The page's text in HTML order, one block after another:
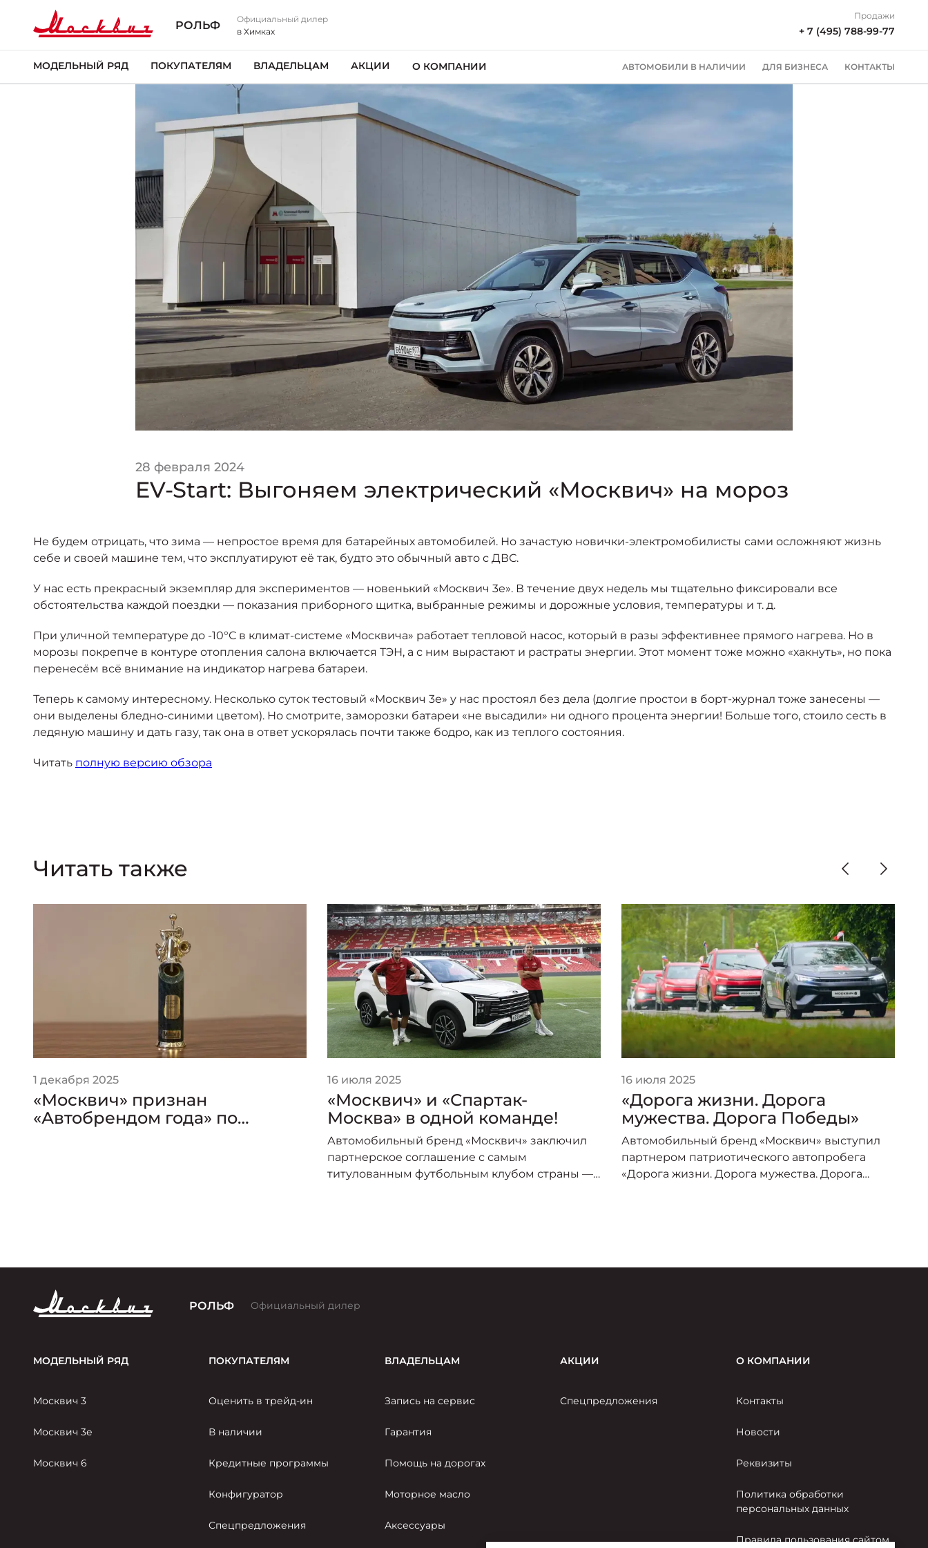
РОЛЬФ
Официальный дилер
в Химках
Продажи
+ 7 (495) 788-99-77
МОДЕЛЬНЫЙ РЯД ПОКУПАТЕЛЯМ ВЛАДЕЛЬЦАМ АКЦИИ О КОМПАНИИ АВТОМОБИЛИ В НАЛИЧИИ ДЛЯ БИЗНЕСА КОНТАКТЫ
28 февраля 2024
EV-Start: Выгоняем электрический «Москвич» на мороз
Не будем отрицать, что зима — непростое время для батарейных автомобилей. Но зачастую новички-электромобилисты сами осложняют жизнь
себе и своей машине тем, что эксплуатируют её так, будто это обычный авто с ДВС.
У нас есть прекрасный экземпляр для экспериментов — новенький «Москвич 3е». В течение двух недель мы тщательно фиксировали все
обстоятельства каждой поездки — показания приборного щитка, выбранные режимы и дорожные условия, температуры и т. д.
При уличной температуре до -10°С в климат-системе «Москвича» работает тепловой насос, который в разы эффективнее прямого нагрева. Но в
морозы покрепче в контуре отопления салона включается ТЭН, а с ним вырастают и растраты энергии. Этот момент тоже можно «хакнуть», но пока
перенесём всё внимание на индикатор нагрева батареи.
Теперь к самому интересному. Несколько суток тестовый «Москвич 3е» у нас простоял без дела (долгие простои в борт-журнал тоже занесены —
они выделены бледно-синими цветом). Но смотрите, заморозки батареи «не высадили» ни одного процента энергии! Больше того, стоило сесть в
ледяную машину и дать газу, так она в ответ ускорялась почти также бодро, как из теплого состояния.
Читать полную версию обзора
Читать также
1 декабря 2025
«Москвич» признан
«Автобрендом года» по
16 июля 2025
«Москвич» и «Спартак-
Москва» в одной команде!
Автомобильный бренд «Москвич» заключил
партнерское соглашение с самым
титулованным футбольным клубом страны —
16 июля 2025
«Дорога жизни. Дорога
мужества. Дорога Победы»
Автомобильный бренд «Москвич» выступил
партнером патриотического автопробега
«Дорога жизни. Дорога мужества. Дорога
РОЛЬФ Официальный дилер
МОДЕЛЬНЫЙ РЯД
Москвич 3
Москвич 3е
Москвич 6
ПОКУПАТЕЛЯМ
Оценить в трейд-ин
В наличии
Кредитные программы
Конфигуратор
Спецпредложения
ВЛАДЕЛЬЦАМ
Запись на сервис
Гарантия
Помощь на дорогах
Моторное масло
Аксессуары
АКЦИИ
Спецпредложения
О КОМПАНИИ
Контакты
Новости
Реквизиты
Политика обработки
персональных данных
Правила пользования сайтом